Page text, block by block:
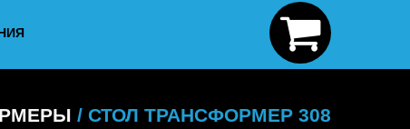
/ СТОЛ ТРАНСФОРМЕР 308